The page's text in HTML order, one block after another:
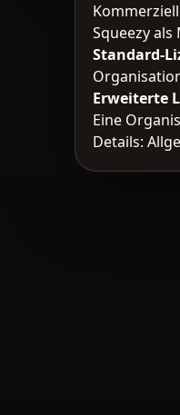
Squeezy
Standard-
Erweiterte
Eine
Details: